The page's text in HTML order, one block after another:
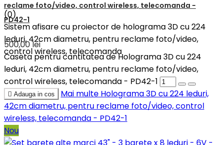
reclame foto/video, control wireless, telecomanda -
PD42-1
(0)
Sistem afisare cu proiector de holograma 3D cu 224
leduri, 42cm diametru, pentru reclame foto/video,
control wireless, telecomanda
500,00 lei
Caseta pentru cantitatea de Holograma 3D cu 224
leduri, 42cm diametru, pentru reclame foto/video,
control wireless, telecomanda - PD42-1
 Adauga in cos Mai multe Holograma 3D cu 224 leduri,
42cm diametru, pentru reclame foto/video, control
wireless, telecomanda - PD42-1
Nou